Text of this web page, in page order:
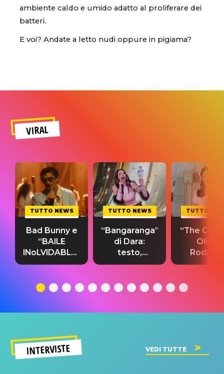
ambiente caldo e umido adatto al proliferare dei
batteri.
E voi? Andate a letto nudi oppure in pigiama?
VIRAL
TUTTO NEWS
Bad Bunny e
“BAILE
INoLVIDABLE”:
testo,
significato
TUTTO NEWS
“Bangaranga”
di Dara:
testo,
traduzione e
del singolo
TUTTO
“The
Olivia
testo,
INTERVISTE VEDI TUTTE